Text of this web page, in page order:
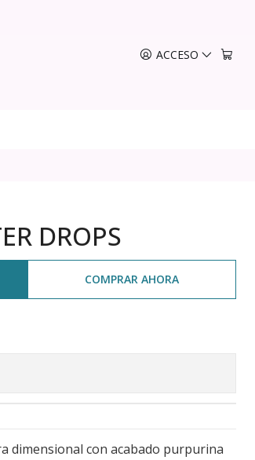
ACCESO
DROPS
COMPRAR AHORA
dimensional con acabado purpurina